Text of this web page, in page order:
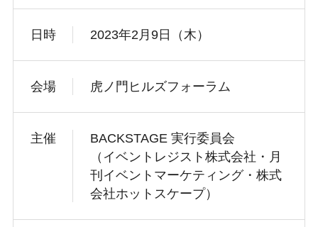
日時 2023年2月9日（木）
会場 虎ノ門ヒルズフォーラム
主催
BACKSTAGE 実行委員会
（イベントレジスト株式会社・月
刊イベントマーケティング・株式
会社ホットスケープ）